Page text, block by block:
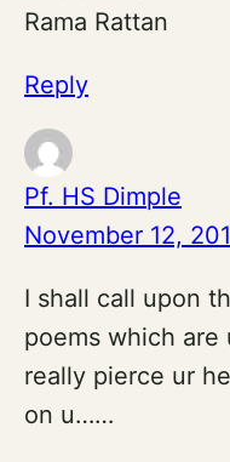
Rama Rattan
Reply
Pf. HS Dimple
November 12,
I shall call upon
poems which are
really pierce ur
on u……